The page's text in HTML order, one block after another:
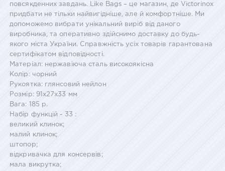
повсякденних завдань. Like Bags – це магазин, де Victorinox
придбати не тільки найвигідніше, але й комфортніше. Ми
допоможемо вибрати унікальний виріб від даного
виробника, та оперативно здійснимо доставку до будь-
якого міста України. Справжність усіх товарів гарантована
сертифікатом відповідності.
Матеріал: нержавіюча сталь високоякісна
Колір: чорний
Рукоятка: глянсовий нейлон
Розмір: 91x27x33 мм
Вага: 185 р.
Набір функцій - 33 :
великий клинок;
малий клинок;
штопор;
відкривачка для консервів;
мала викрутка;